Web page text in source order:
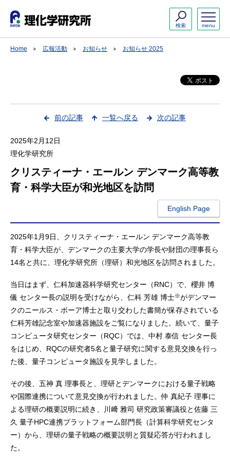
menu
検索
Home 広報活動 お知らせ お知らせ 2025
前の記事 一覧へ戻る 次の記事
2025年2月12日
理化学研究所
クリスティーナ・エールン デンマーク高等教
育・科学大臣が和光地区を訪問
English Page
2025年1月9日、クリスティーナ・エールン デンマーク高等教
育・科学大臣が、デンマークの主要大学の学長や財団の理事長ら
14名と共に、理化学研究所（理研）和光地区を訪問されました。
当日はまず、仁科加速器科学研究センター（RNC）で、櫻井 博
儀 センター長の説明を受けながら、仁科 芳雄 博士※がデンマー
クのニールス・ボーア博士と取り交わした書簡が保存されている
仁科芳雄記念室や加速器施設をご覧になりました。続いて、量子
コンピュータ研究センター（RQC）では、中村 泰信 センター長
をはじめ、RQCの研究者5名と量子研究に関する意見交換を行っ
た後、量子コンピュータ施設を見学しました。
その後、五神 真 理事長と、理研とデンマークにおける量子戦略
や国際連携について意見交換が行われました。仲 真紀子 理事に
よる理研の概要説明に続き、川﨑 雅司 研究政策審議役と佐藤 三
久 量子HPC連携プラットフォーム部門長（計算科学研究センタ
ー）から、理研の量子戦略の概要説明と質疑応答が行われまし
た。